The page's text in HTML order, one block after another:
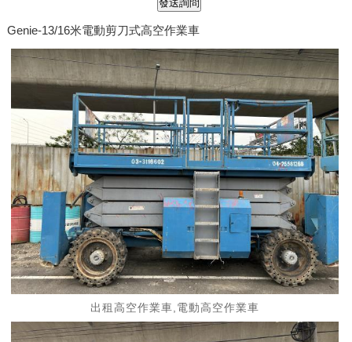
Genie-13/16米電動剪刀式高空作業車
出租高空作業車,電動高空作業車